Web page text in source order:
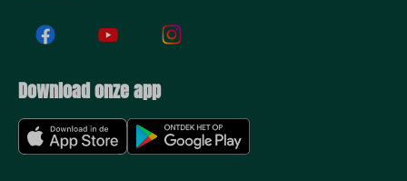
Download onze app